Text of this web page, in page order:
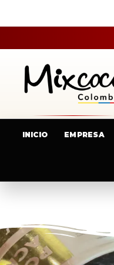
INICIO EMPRESA